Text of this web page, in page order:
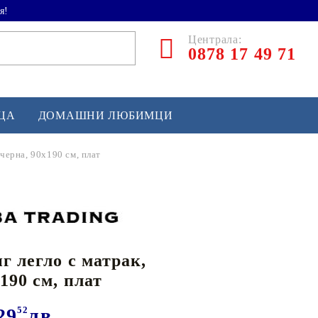
Централа:
0878 17 49 71
и софтбол
и лакрос
спортно оборудване
ДОМАШНИ ЛЮБИМЦИ
90x190 см, плат
легло с матрак,
см, плат
52